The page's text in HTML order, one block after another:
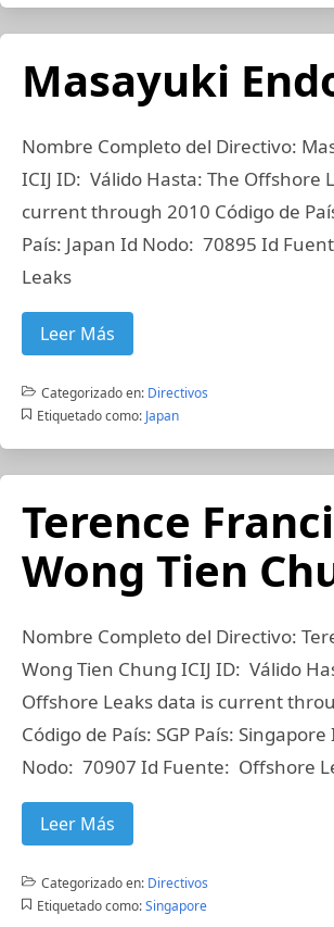
Masayuki
Nombre Completo del Directivo:
ICIJ ID: Válido Hasta: The Offshore
current through 2010 Código de
País: Japan Id Nodo: 70895 Id
Leaks
Leer Más
Categorizado en: Directivos
Etiquetado como: Japan
Terence
Wong Tien
Nombre Completo del Directivo:
Wong Tien Chung ICIJ ID: Válido
Offshore Leaks data is current
Código de País: SGP País: Singapore
Nodo: 70907 Id Fuente: Offshore
Leer Más
Categorizado en: Directivos
Etiquetado como: Singapore